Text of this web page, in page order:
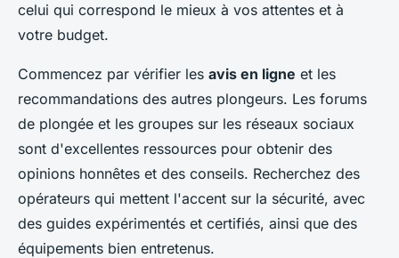
celui qui correspond le mieux à vos attentes et à
votre budget.
Commencez par vérifier les avis en ligne et les
recommandations des autres plongeurs. Les forums
de plongée et les groupes sur les réseaux sociaux
sont d'excellentes ressources pour obtenir des
opinions honnêtes et des conseils. Recherchez des
opérateurs qui mettent l'accent sur la sécurité, avec
des guides expérimentés et certifiés, ainsi que des
équipements bien entretenus.